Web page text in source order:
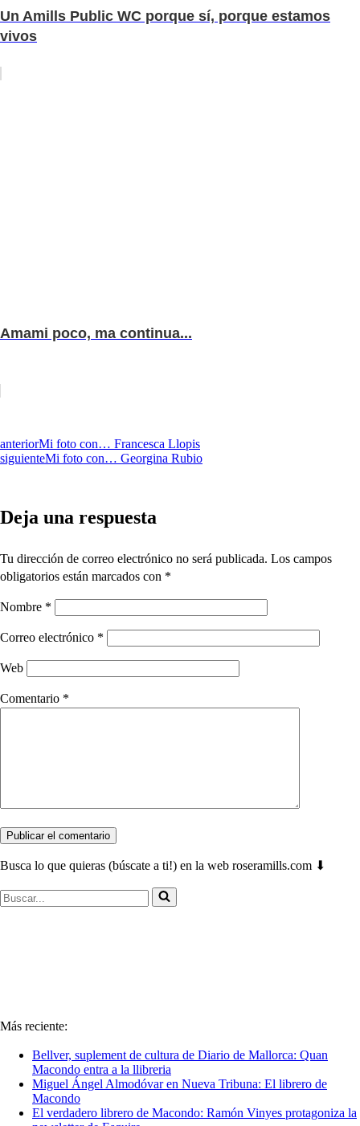
Un Amills Public WC porque sí, porque estamos
vivos
Amami poco, ma continua...
anteriorMi foto con… Francesca Llopis
siguienteMi foto con… Georgina Rubio
Deja una respuesta
Tu dirección de correo electrónico no será publicada. Los campos
obligatorios están marcados con *
Nombre *
Correo electrónico *
Web
Comentario *
Busca lo que quieras (búscate a ti!) en la web roseramills.com ⬇
Buscar...
Más reciente:
Bellver, suplement de cultura de Diario de Mallorca: Quan
Macondo entra a la llibreria
Miguel Ángel Almodóvar en Nueva Tribuna: El librero de
Macondo
El verdadero librero de Macondo: Ramón Vinyes protagoniza la